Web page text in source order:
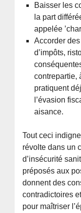
Baisser les
la part
appelée
Accorder
d’impôts,
contrepartie,
pratiquent
l’évasion
aisance.
Tout ceci
révolte dans un
d’insécurité
préposés aux
donnent des
contradictoires
pour maîtriser